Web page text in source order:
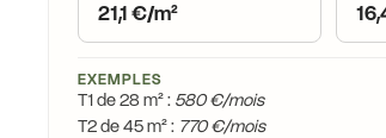
21,1 €/m²
EXEMPLES
T1 de 28 m² : 580 €/mois
T2 de 45 m² : 770 €/mois